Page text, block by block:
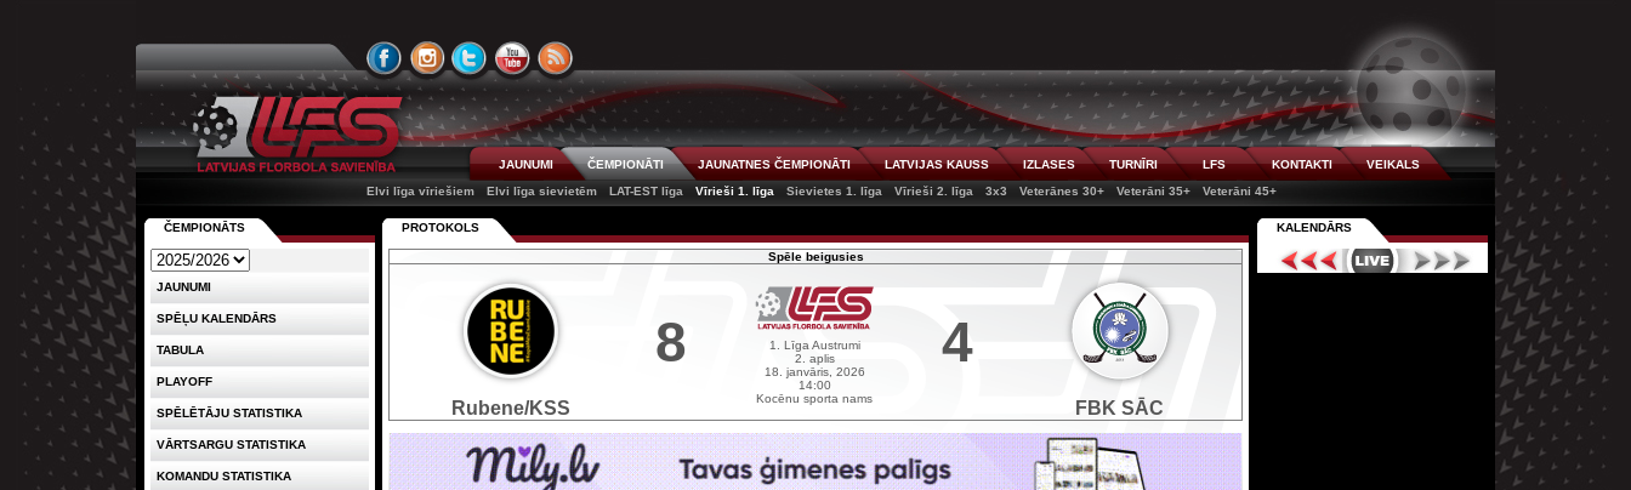
JAUNUMI ČEMPIONĀTI JAUNATNES ČEMPIONĀTI LATVIJAS KAUSS IZLASES TURNĪRI LFS KONTAKTI
VEIKALS
Elvi līga vīriešiem
Elvi līga sievietēm LAT-EST līga Vīrieši 1. līga Sievietes 1. līga Vīrieši 2. līga 3x3 Veterānes 30+ Veterāni 35+ Veterāni 45+
PROTOKOLS
Spēle beigusies
Rubene/KSS
8
1. Līga Austrumi
2. aplis
18. janvāris, 2026
14:00
Kocēnu sporta nams
4
FBK SĀC
ČEMPIONĀTS
JAUNUMI
SPĒĻU KALENDĀRS
TABULA
PLAYOFF
SPĒLĒTĀJU STATISTIKA
VĀRTSARGU STATISTIKA
KOMANDU STATISTIKA
KALENDĀRS